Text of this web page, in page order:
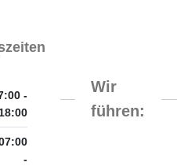
-
18:00
-
Wir
führen: